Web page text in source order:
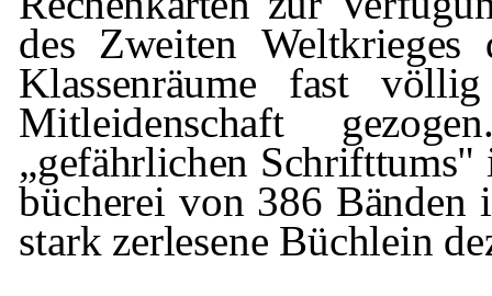
des Zweiten Weltkrieges
Klassenräume fast
Mitleidenschaft
„gefährlichen
bücherei von 386 Bänden
stark zerlesene Büchlein